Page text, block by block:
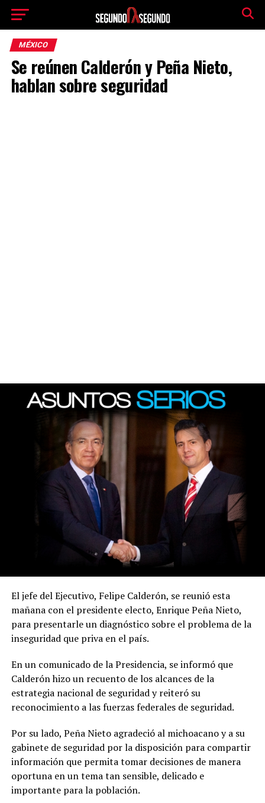
MÉXICO
Se reúnen Calderón y Peña Nieto,
hablan sobre seguridad
El jefe del Ejecutivo, Felipe Calderón, se reunió esta
mañana con el presidente electo, Enrique Peña Nieto,
para presentarle un diagnóstico sobre el problema de la
inseguridad que priva en el país.
En un comunicado de la Presidencia, se informó que
Calderón hizo un recuento de los alcances de la
estrategia nacional de seguridad y reiteró su
reconocimiento a las fuerzas federales de seguridad.
Por su lado, Peña Nieto agradeció al michoacano y a su
gabinete de seguridad por la disposición para compartir
información que permita tomar decisiones de manera
oportuna en un tema tan sensible, delicado e
importante para la población.